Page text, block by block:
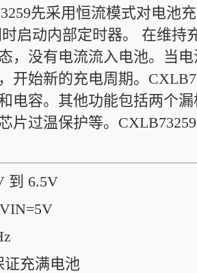
先采用恒流模式对电池
启动内部定时器。 在维持
，没有电流流入电池。当电
开始新的充电周期。
电容。其他功能包括两个
片过温保护等。CXLB73259
到 6.5V
证充满电池